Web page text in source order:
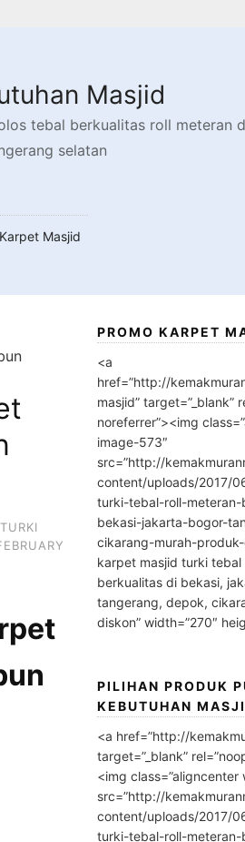
Masjid
tebal berkualitas roll meteran
selatan
Masjid
PROMO KARPET
<a
href=”http://
masjid” target=”_blank”
noreferrer”><img
image-573″
src=”http://
content/uploads/2017/
turki-tebal-roll-
bekasi-jakarta-bogor-
cikarang-murah-produk-
karpet masjid turki tebal
berkualitas di bekasi,
tangerang, depok,
diskon” width=”270″
PILIHAN PRODUK
KEBUTUHAN
<a href=”http://
target=”_blank”
<img
src=”http://
content/uploads/2017/
turki-tebal-roll-